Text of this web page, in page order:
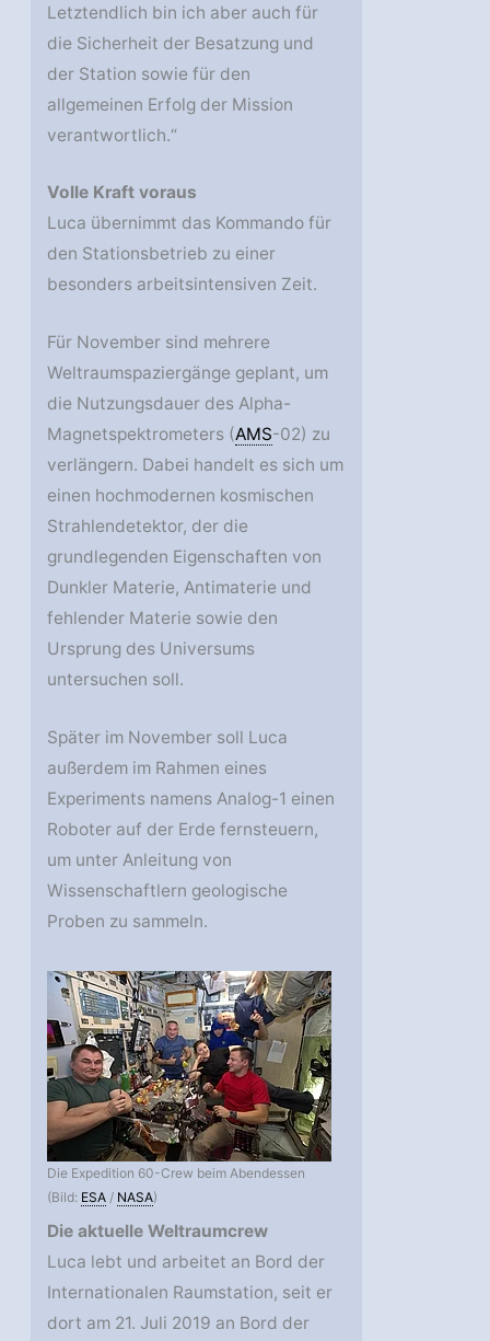
Letztendlich bin ich aber auch für
die Sicherheit der Besatzung und
der Station sowie für den
allgemeinen Erfolg der Mission
verantwortlich.“
Volle Kraft voraus
Luca übernimmt das Kommando für
den Stationsbetrieb zu einer
besonders arbeitsintensiven Zeit.
Für November sind mehrere
Weltraumspaziergänge geplant, um
die Nutzungsdauer des Alpha-
Magnetspektrometers (AMS-02) zu
verlängern. Dabei handelt es sich um
einen hochmodernen kosmischen
Strahlendetektor, der die
grundlegenden Eigenschaften von
Dunkler Materie, Antimaterie und
fehlender Materie sowie den
Ursprung des Universums
untersuchen soll.
Später im November soll Luca
außerdem im Rahmen eines
Experiments namens Analog-1 einen
Roboter auf der Erde fernsteuern,
um unter Anleitung von
Wissenschaftlern geologische
Proben zu sammeln.
Die Expedition 60-Crew beim Abendessen
(Bild: ESA / NASA)
Die aktuelle Weltraumcrew
Luca lebt und arbeitet an Bord der
Internationalen Raumstation, seit er
dort am 21. Juli 2019 an Bord der